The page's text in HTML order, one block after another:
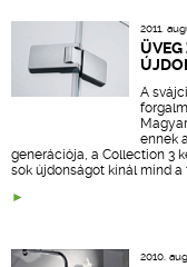
2011.
ÜVEG
A
ennek
generációja, a Collection 3
sok újdonságot kínál mind
2010.